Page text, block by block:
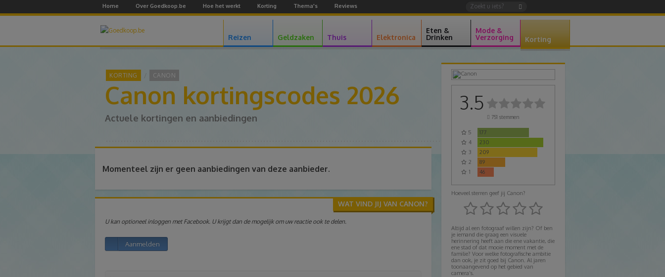
Home Over Goedkoop.be Hoe het werkt Korting Thema's Reviews
Reizen Geldzaken Thuis Elektronica
Eten &
Drinken
Mode &
Verzorging
Korting
KORTING CANON
Canon kortingscodes 2026
Actuele kortingen en aanbiedingen
Momenteel zijn er geen aanbiedingen van deze aanbieder.
WAT VIND JIJ VAN CANON?
U kan optioneel inloggen met Facebook. U krijgt dan de mogelijk om uw reactie ook te delen.
Aanmelden
3.5
751 stemmen
5
177
4
230
3
209
2
89
1
46
Hoeveel sterren geef jij Canon?
Altijd al een fotograaf willen zijn? Of ben
je iemand die graag een visuele
herinnering heeft aan die ene vakantie, die
ene stad of dat mooie moment met de
familie? Voor welke fotografische ambitie
dan ook, je zit goed bij Canon. Al jaren
toonaangevend op het gebied van
camera’s.